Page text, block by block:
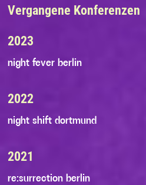
Vergangene Konferenzen
2023
night fever berlin
2022
night shift dortmund
2021
re:surrection berlin